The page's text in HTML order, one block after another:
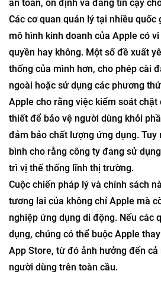
an toàn, ổn định và đáng tin cậy
Các cơ quan quản lý tại nhiều quốc
mô hình kinh doanh của Apple có
quyền hay không. Một số đề xuất
thống của mình hơn, cho phép cài
ngoài hoặc sử dụng các phương
Apple cho rằng việc kiểm soát chặt
thiết để bảo vệ người dùng khỏi
đảm bảo chất lượng ứng dụng. Tuy
bình cho rằng công ty đang sử
trì vị thế thống lĩnh thị trường.
Cuộc chiến pháp lý và chính sách
tương lai của không chỉ Apple mà
nghiệp ứng dụng di động. Nếu các
dụng, chúng có thể buộc Apple
App Store, từ đó ảnh hưởng đến
người dùng trên toàn cầu.